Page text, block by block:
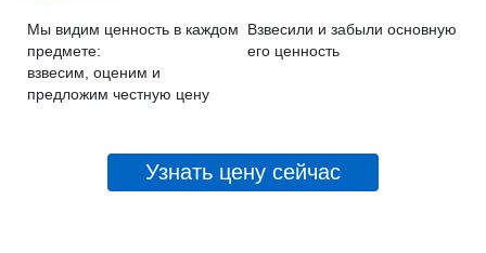
Мы видим ценность в каждом
предмете:
взвесим, оценим и
предложим честную цену
Взвесили и забыли основную
его ценность
Узнать цену сейчас